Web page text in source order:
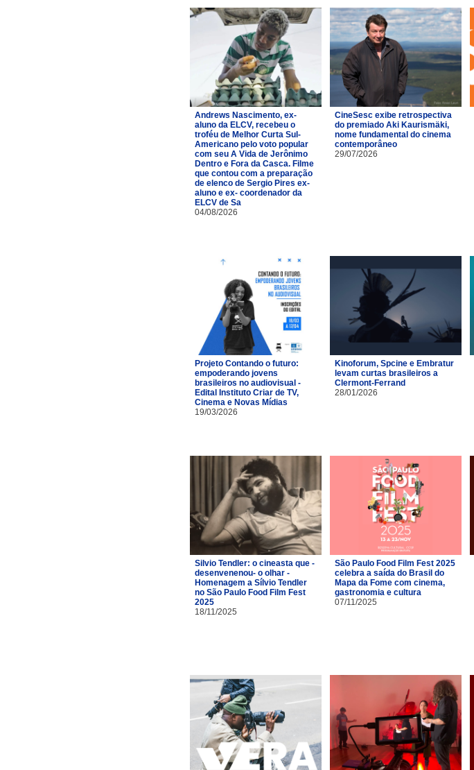
Andrews Nascimento, ex-
aluno da ELCV, recebeu o
troféu de Melhor Curta Sul-
Americano pelo voto popular
com seu A Vida de Jerônimo
Dentro e Fora da Casca. Filme
que contou com a preparação
de elenco de Sergio Pires ex-
aluno e ex- coordenador da
ELCV de Sa
04/08/2026
CineSesc exibe retrospectiva
do premiado Aki Kaurismäki,
nome fundamental do cinema
contemporâneo
29/07/2026
Projeto Contando o futuro:
empoderando jovens
brasileiros no audiovisual -
Edital Instituto Criar de TV,
Cinema e Novas Mídias
19/03/2026
Kinoforum, Spcine e Embratur
levam curtas brasileiros a
Clermont-Ferrand
28/01/2026
Silvio Tendler: o cineasta que -
desenvenenou- o olhar -
Homenagem a Sílvio Tendler
no São Paulo Food Film Fest
2025
18/11/2025
São Paulo Food Film Fest 2025
celebra a saída do Brasil do
Mapa da Fome com cinema,
gastronomia e cultura
07/11/2025